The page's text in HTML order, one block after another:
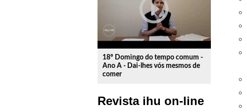
play_circle_outline
18º Domingo do tempo comum -
Ano A - Dai-lhes vós mesmos de
comer
Revista ihu on-line